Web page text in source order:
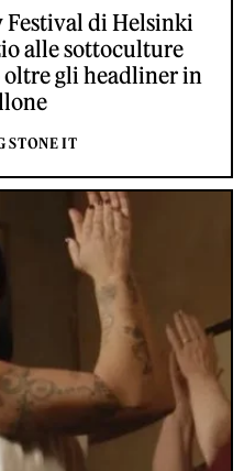
Festival di Helsinki
alle sottoculture
gli headliner in
STONE IT